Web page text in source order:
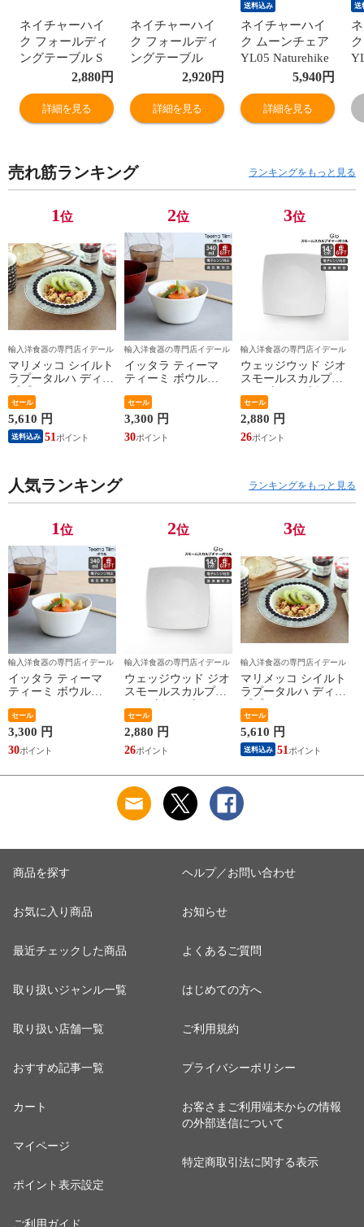
ネイチャーハイ
ク フォールディ
ングテーブル S
サイズ ブラック
Naturehike アウ
トドア キャンプ
折り畳み ローテ
ドア】
2,880円
詳細を見る
ネイチャーハイ
ク フォールディ
ングテーブル
FT08 Sサイズ リ
ーフブルー
Naturehike アウ
トドア キャンプ
ト 軽量 【アウト
ドア】
2,920円
詳細を見る
送料込み
ネイチャーハイ
ク ムーンチェア
YL05 Naturehike
アウトドア キャ
ンプ 折り畳み 椅
子 コンパクト 軽
量 ポータブルチ
5,940円
詳細を見る
送
売れ筋ランキング ランキングをもっと見る
1位
輸入洋食器の専門店イデール
マリメッコ シイルト
ラプータルハ ディー
イト/ブラック
marimekko
SIIRTOLAPUUTARHA
パスタプレート 結婚
リメッコ】【食器 カ
トラリー】【ギフ
セール
5,610 円
送料込み 51
2位
輸入洋食器の専門店イデール
イッタラ ティーマ
ティーミ ボウル
Tiimi 耐熱 電子レン
ジ対応 ギフト 結婚
祝い プレゼント 贈
り物 【iittala イッタ
セール
3,300 円
30
3位
輸入洋食器の専門店イデール
ウェッジウッド ジオ
スモールスカルプチ
ギフト 結婚祝い プ
レゼント 贈り物
【食器 カトラリー】
【ギフト】
セール
2,880 円
26
人気ランキング ランキングをもっと見る
1位
輸入洋食器の専門店イデール
イッタラ ティーマ
ティーミ ボウル
Tiimi 耐熱 電子レン
ジ対応 ギフト 結婚
祝い プレゼント 贈
り物 【iittala イッタ
セール
3,300 円
30
2位
輸入洋食器の専門店イデール
ウェッジウッド ジオ
スモールスカルプチ
ギフト 結婚祝い プ
レゼント 贈り物
【食器 カトラリー】
【ギフト】
セール
2,880 円
26
3位
輸入洋食器の専門店イデール
マリメッコ シイルト
ラプータルハ ディー
イト/ブラック
marimekko
SIIRTOLAPUUTARHA
パスタプレート 結婚
リメッコ】【食器 カ
トラリー】【ギフ
セール
5,610 円
送料込み 51
商品を探す
お気に入り商品
最近チェックした商品
取り扱いジャンル一覧
取り扱い店舗一覧
おすすめ記事一覧
カート
マイページ
ポイント表示設定
ご利用ガイド
ヘルプ／お問い合わせ
お知らせ
よくあるご質問
はじめての方へ
ご利用規約
プライバシーポリシー
お客さまご利用端末からの情報
の外部送信について
特定商取引法に関する表示